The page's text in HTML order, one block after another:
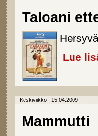
Taloani
Lue
Keskiviikko - 15.04.2009
Mammutti